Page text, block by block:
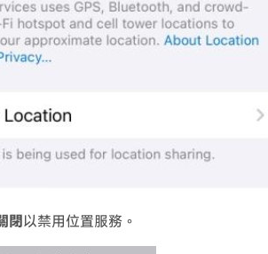
閉以禁用位置服務。